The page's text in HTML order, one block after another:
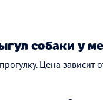
собаки у
Цена зависит